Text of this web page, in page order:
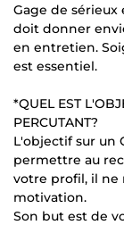
Gage de
doit donner
en entretien.
est essentiel.
*QUEL EST
PERCUTANT?
L'objectif sur un
permettre au
votre profil, il ne
motivation.
Son but est de